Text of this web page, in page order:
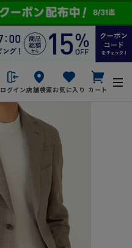
ログイン店舗検索お気に入り カート